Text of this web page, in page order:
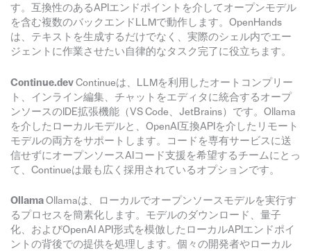
す。互換性のあるAPIエンドポイントを介してオープンモデル
を含む複数のバックエンドLLMで動作します。OpenHands
は、テキストを生成するだけでなく、実際のシェル内でエー
ジェントに作業させたい自律的なタスク完了に役立ちます。
Continue.devContinueは、LLMを利用したオートコンプリー
ト、インライン編集、チャットをエディタに統合するオープ
ンソースのIDE拡張機能（VS Code、JetBrains）です。Ollama
を介したローカルモデルと、OpenAI互換APIを介したリモート
モデルの両方をサポートします。コードを専有サービスに送
信せずにオープンソースAIコード支援を希望するチームにとっ
て、Continueは最も広く採用されているオプションです。
OllamaOllamaは、ローカルでオープンソースモデルを実行す
るプロセスを簡素化します。モデルのダウンロード、量子
化、およびOpenAI API形式を模倣したローカルAPIエンドポイ
ントの背後での提供を処理します。個々の開発者やローカル